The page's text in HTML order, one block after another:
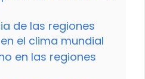
de las regiones
el clima mundial
en las regiones